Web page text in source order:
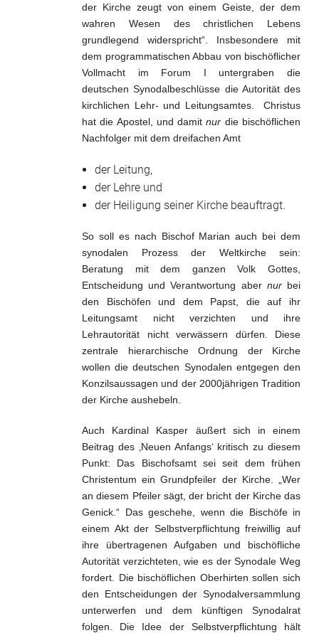
der Kirche zeugt von einem Geiste, der dem
wahren Wesen des christlichen Lebens
grundlegend widerspricht“. Insbesondere mit
dem programmatischen Abbau von bischöflicher
Vollmacht im Forum I untergraben die
deutschen Synodalbeschlüsse die Autorität des
kirchlichen Lehr- und Leitungsamtes. Christus
hat die Apostel, und damitnur die bischöflichen
Nachfolger mit dem dreifachen Amt
der Leitung,
der Lehre und
der Heiligung seiner Kirche beauftragt.
So soll es nach Bischof Marian auch bei dem
synodalen Prozess der Weltkirche sein:
Beratung mit dem ganzen Volk Gottes,
Entscheidung und Verantwortung aber nurbei
den Bischöfen und dem Papst, die auf ihr
Leitungsamt nicht verzichten und ihre
Lehrautorität nicht verwässern dürfen. Diese
zentrale hierarchische Ordnung der Kirche
wollen die deutschen Synodalen entgegen den
Konzilsaussagen und der 2000jährigen Tradition
der Kirche aushebeln.
Auch Kardinal Kasper äußert sich in einem
Beitrag des ‚Neuen Anfangs‘ kritisch zu diesem
Punkt: Das Bischofsamt sei seit dem frühen
Christentum ein Grundpfeiler der Kirche. „Wer
an diesem Pfeiler sägt, der bricht der Kirche das
Genick.“ Das geschehe, wenn die Bischöfe in
einem Akt der Selbstverpflichtung freiwillig auf
ihre übertragenen Aufgaben und bischöfliche
Autorität verzichteten, wie es der Synodale Weg
fordert. Die bischöflichen Oberhirten sollen sich
den Entscheidungen der Synodalversammlung
unterwerfen und dem künftigen Synodalrat
folgen. Die Idee der Selbstverpflichtung hält